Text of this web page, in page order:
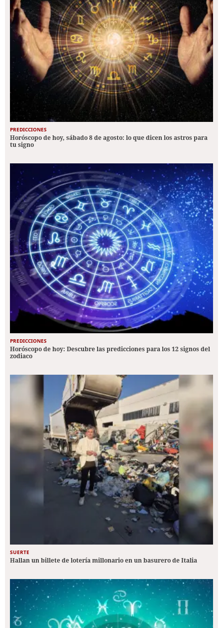
PREDICCIONES
Horóscopo de hoy, sábado 8 de agosto: lo que dicen los astros para
tu signo
PREDICCIONES
Horóscopo de hoy: Descubre las predicciones para los 12 signos del
zodiaco
SUERTE
Hallan un billete de lotería millonario en un basurero de Italia